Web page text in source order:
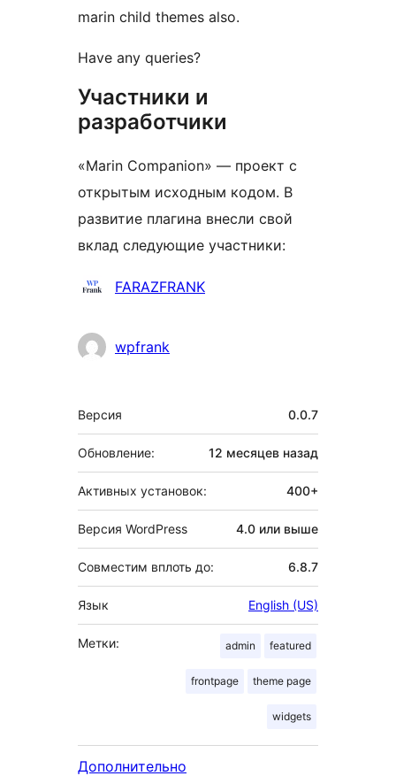
marin child themes also.
Have any queries?
Участники и
разработчики
«Marin Companion» — проект с
открытым исходным кодом. В
развитие плагина внесли свой
вклад следующие участники:
УчастникиFARAZFRANK
wpfrank
Мета
Версия 0.0.7
Обновление: 12 месяцев назад
Активных установок: 400+
Версия WordPress 4.0 или выше
Совместим вплоть до: 6.8.7
Язык English (US)
Метки: admin featured
frontpage theme page
widgets
Дополнительно